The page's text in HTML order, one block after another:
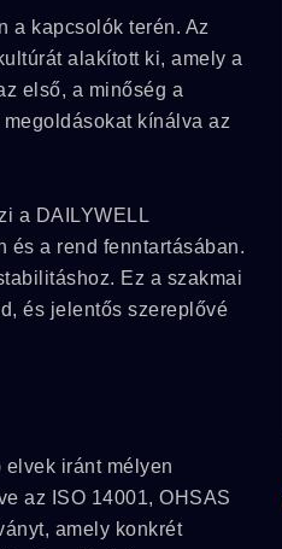
a kapcsolók terén. Az
alakított ki, amely a
első, a minőség a
kínálva az
a DAILYWELL
és a rend fenntartásában.
Ez a szakmai
és jelentős szereplővé
iránt mélyen
az ISO 14001, OHSAS
amely konkrét